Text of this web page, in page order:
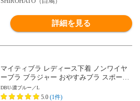
詳細を見る
マイティブラ レディース下着 ノンワイヤ
ーブラ ブラジャー おやすみブラ スポーツ
ブラ ワイヤレスブラ ナイトブラ
DBU-濃ブルー／L
5.0 (1件)